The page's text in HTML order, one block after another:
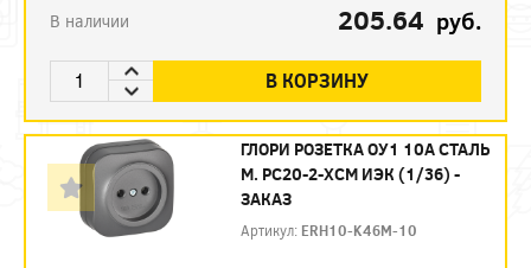
В наличии 205.64 руб.
В КОРЗИНУ
ГЛОРИ РОЗЕТКА ОУ1 10А СТАЛЬ
М. РС20-2-ХСМ ИЭК (1/36) -
ЗАКАЗ
Артикул: ERH10-K46M-10